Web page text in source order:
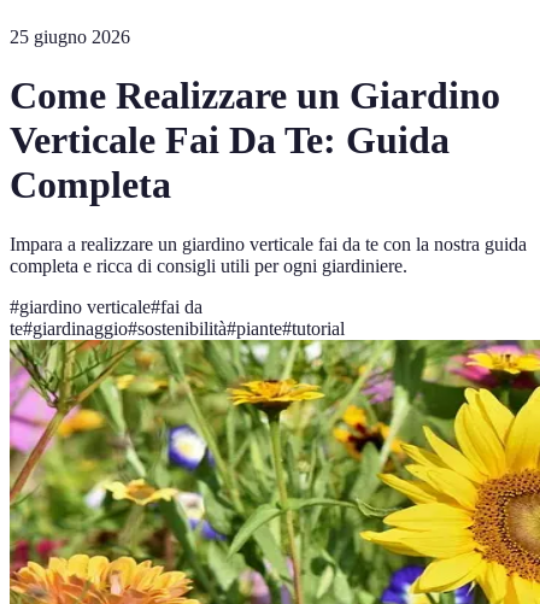
25 giugno 2026
Come Realizzare un Giardino
Verticale Fai Da Te: Guida
Completa
Impara a realizzare un giardino verticale fai da te con la nostra guida
completa e ricca di consigli utili per ogni giardiniere.
#giardino verticale#fai da
te#giardinaggio#sostenibilità#piante#tutorial